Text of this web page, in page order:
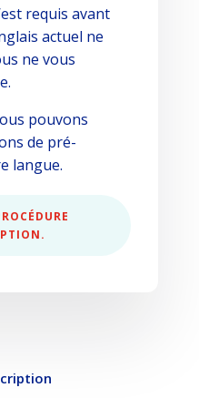
requis avant
actuel ne
ne vous
pouvons
de pré-
langue.